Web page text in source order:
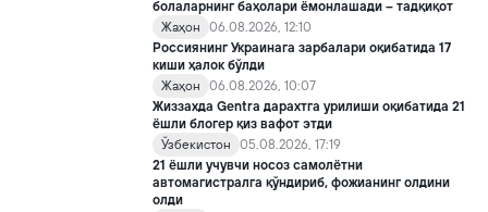
болаларнинг баҳолари ёмонлашади – тадқиқот
Жаҳон
06.08.2026, 12:10
Россиянинг Украинага зарбалари оқибатида 17
киши ҳалок бўлди
Жаҳон
06.08.2026, 10:07
Жиззахда Gentra дарахтга урилиши оқибатида 21
ёшли блогер қиз вафот этди
Ўзбекистон
05.08.2026, 17:19
21 ёшли учувчи носоз самолётни
автомагистралга қўндириб, фожианинг олдини
олди